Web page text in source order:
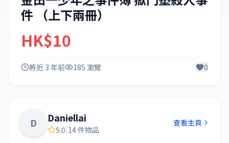
件 （上下兩冊）
HK$10
將近 3 年前 185 瀏覽 0
D Daniellai
5.0|14 件物品
查看主頁